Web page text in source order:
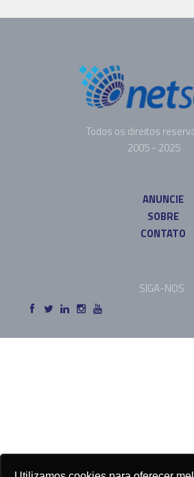
Todos os direitos
2005 - 2025
ANUNCIE
SOBRE
CONTATO
SIGA-NOS